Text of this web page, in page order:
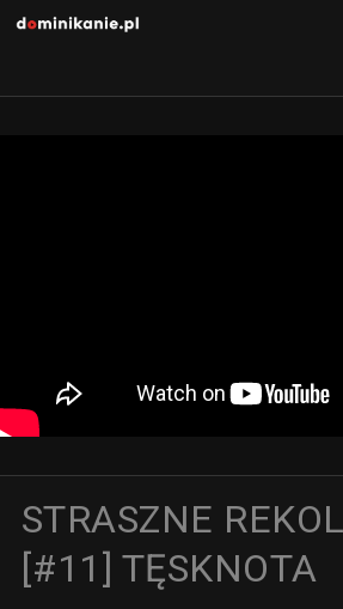
STRASZNE
[#11] TĘSKNOTA